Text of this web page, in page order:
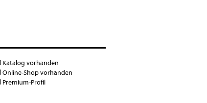
Katalog vorhanden
Online-Shop vorhanden
Premium-Profil